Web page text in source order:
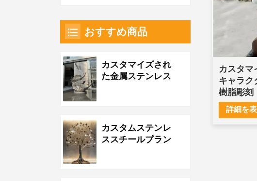
カスタマ
キャラク
樹脂彫刻
詳細を
おすすめ商品
カスタマイズされ
た金属ステンレス
カスタムステンレ
ススチールプラン